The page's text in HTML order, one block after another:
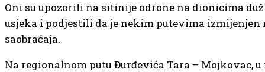
Oni su upozorili na sitinije odrone na dionicima
usjeka i podjestili da je nekim putevima izmijenjen
saobraćaja.
Na regionalnom putu Đurđevića Tara – Mojkovac, u